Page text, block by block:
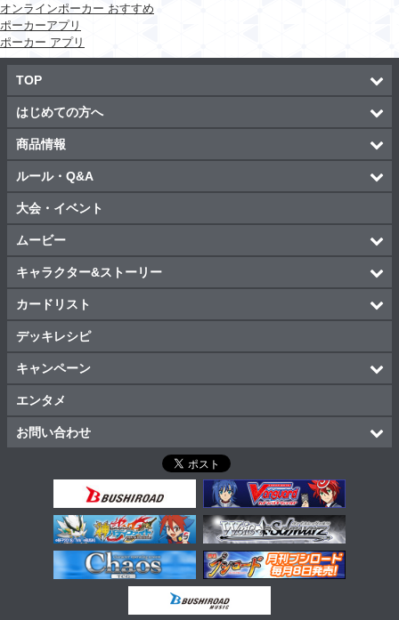
オンラインポーカー おすすめ
ポーカーアプリ
ポーカー アプリ
TOP
はじめての方へ
商品情報
ルール・Q&A
大会・イベント
ムービー
キャラクター&ストーリー
カードリスト
デッキレシピ
キャンペーン
エンタメ
お問い合わせ